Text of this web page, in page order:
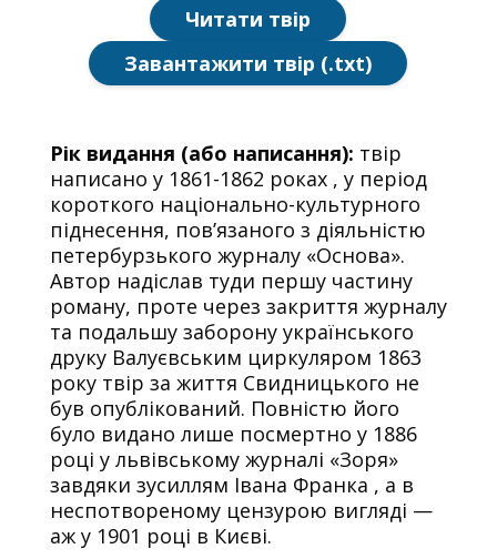
Читати твір
Завантажити твір (.txt)
Рік видання (або написання): твір
написано у 1861-1862 роках , у період
короткого національно-культурного
піднесення, пов’язаного з діяльністю
петербурзького журналу «Основа».
Автор надіслав туди першу частину
роману, проте через закриття журналу
та подальшу заборону українського
друку Валуєвським циркуляром 1863
року твір за життя Свидницького не
був опублікований. Повністю його
було видано лише посмертно у 1886
році у львівському журналі «Зоря»
завдяки зусиллям Івана Франка , а в
неспотвореному цензурою вигляді —
аж у 1901 році в Києві.